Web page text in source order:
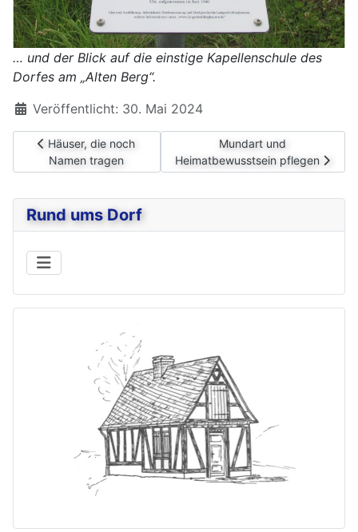
Rund ums Dorf
… und der Blick auf die einstige Kapellenschule des
Dorfes am „Alten Berg“.
Details
Veröffentlicht: 30. Mai 2024
Vorheriger Beitrag: Häuser, die noch Namen tragen
Häuser, die noch
Namen tragen
Nächster Beitrag:
Mundart und
Heimatbewusstsein pflegen